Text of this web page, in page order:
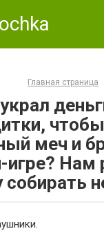
Главная страница
меч и
игре? Нам